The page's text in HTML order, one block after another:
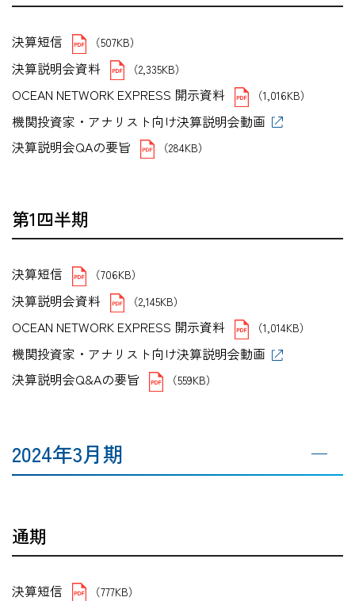
決算短信 （507KB）
決算説明会資料 （2,335KB）
OCEAN NETWORK EXPRESS 開示資料 （1,016KB）
機関投資家・アナリスト向け決算説明会動画
決算説明会QAの要旨
（284KB）
第1四半期
決算短信 （706KB）
決算説明会資料 （2,145KB）
OCEAN NETWORK EXPRESS 開示資料 （1,014KB）
機関投資家・アナリスト向け決算説明会動画
決算説明会Q&Aの要旨
（559KB）
2024年3月期
通期
決算短信 （777KB）